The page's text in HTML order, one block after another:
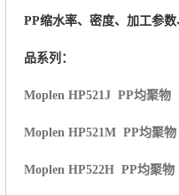
PP缩水率、密度、加工参
品系列：
Moplen HP521J PP均聚物
Moplen HP521M PP均聚物
Moplen HP522H PP均聚物